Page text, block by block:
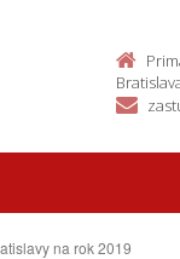
na rok 2019